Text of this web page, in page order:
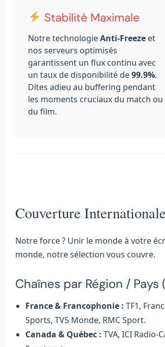
Stabilité Maximale
Notre technologieAnti-Freeze et
nos serveurs optimisés
garantissent un flux continu avec
un taux de disponibilité de99.9%.
Dites adieu au buffering pendant
les moments cruciaux du match ou
du film.
Couverture
Notre force ? Unir le monde à votre
monde, notre sélection vous couvre.
Chaînes par Région / Pays
France & Francophonie : TF1,
Sports, TV5 Monde, RMC Sport.
Canada & Québec : TVA, ICI Radio-